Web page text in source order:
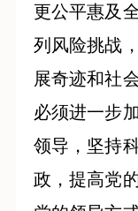
更公平惠及
列风险挑战
展奇迹和社
必须进一步
领导，坚持
政，提高党